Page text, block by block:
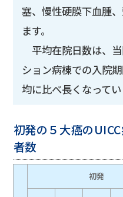
塞、慢性硬膜下血腫
ます。
平均在院日数は、
ション病棟での入院
均に比べ長くなってい
初発の５大癌の
者数
初発